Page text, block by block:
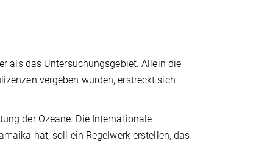
als das Untersuchungsgebiet. Allein die
vergeben wurden, erstreckt sich
der Ozeane. Die Internationale
hat, soll ein Regelwerk erstellen, das